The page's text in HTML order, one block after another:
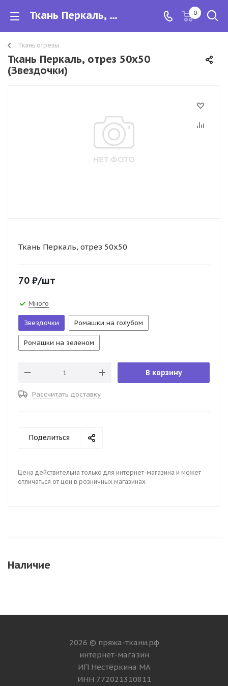
Ткань Перкаль, отрез 50х50 0
Ткань отрезы
Ткань Перкаль, отрез 50х50
(Звездочки)
Ткань Перкаль, отрез 50х50
70 ₽/шт
Много
Звездочки Ромашки на голубом
Ромашки на зеленом
В корзину
Рассчитать доставку
Поделиться
Цена действительна только для интернет-магазина и может
отличаться от цен в розничных магазинах
Наличие
2026 © пряжа-ткани.рф
интернет-магазин
ИП Нестёркина МА
ИНН 772021310811